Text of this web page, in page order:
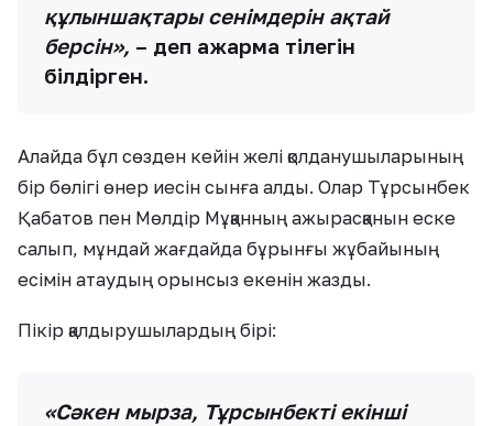
құлыншақтары сенімдерін ақтай
берсін», – деп ақжарма тілегін
білдірген.
Алайда бұл сөзден кейін желі қолданушыларының
бір бөлігі өнер иесін сынға алды. Олар Тұрсынбек
Қабатов пен Мөлдір Мұқанның ажырасқанын еске
салып, мұндай жағдайда бұрынғы жұбайының
есімін атаудың орынсыз екенін жазды.
Пікір қалдырушылардың бірі:
«Сәкен мырза, Тұрсынбекті екінші